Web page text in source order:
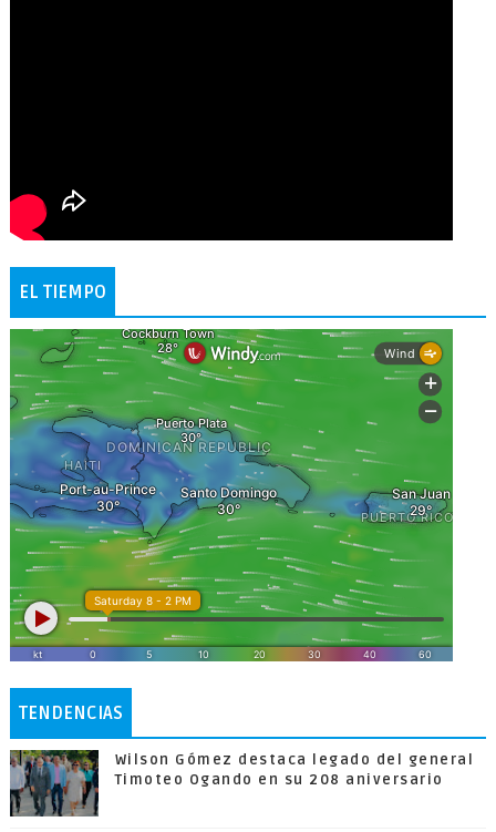
EL TIEMPO
TENDENCIAS
Wilson Gómez destaca legado del general
Timoteo Ogando en su 208 aniversario